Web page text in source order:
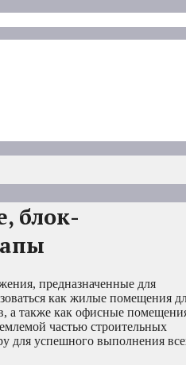
блок-
предназначенные для
как жилые помещения
а также как офисные
частью строительных
для успешного выполнения